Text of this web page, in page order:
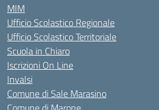
MIM
Ufficio Scolastico Regionale
Ufficio Scolastico Territoriale
Scuola in Chiaro
Iscrizioni On Line
Invalsi
Comune di Sale Marasino